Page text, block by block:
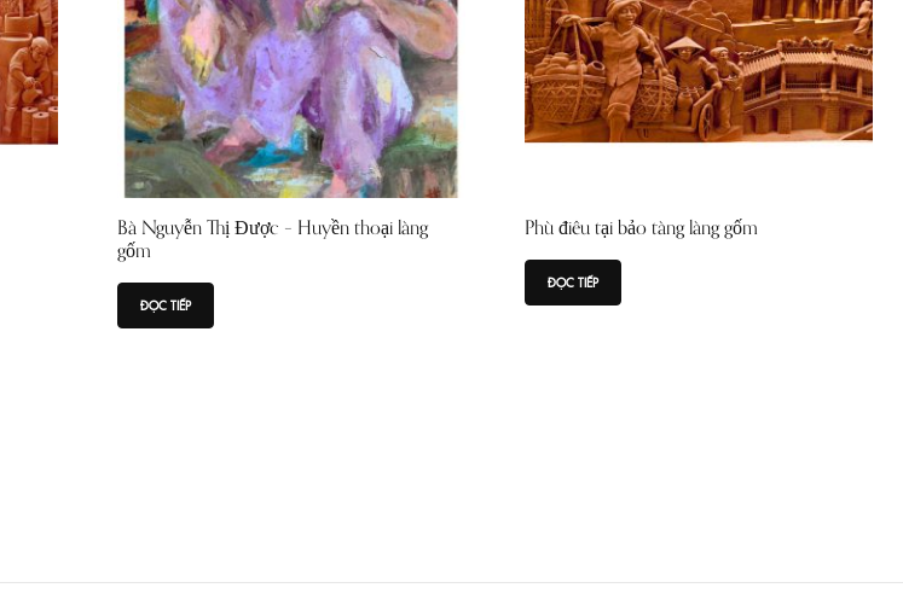
Bà Nguyễn Thị Được – Huyền thoại làng
gốm
ĐỌC TIẾP
Phù điêu tại bảo tàng làng gốm
ĐỌC TIẾP